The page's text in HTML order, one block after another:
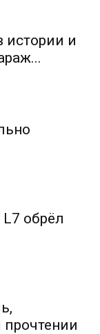
и
обрёл